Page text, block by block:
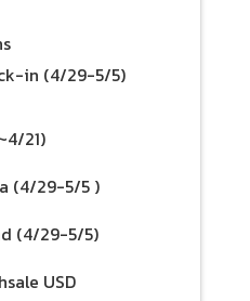
in (4/29-5/5)
21)
(4/29-5/5 )
(4/29-5/5)
USD